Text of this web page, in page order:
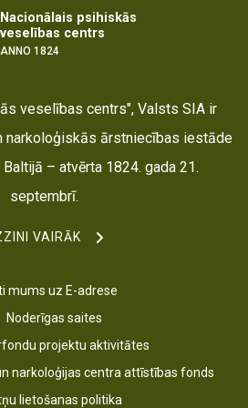
Nacionālais psihiskās
veselības centrs
ANNO 1824
veselības centrs", Valsts SIA ir
narkoloģiskās ārstniecības iestāde
– atvērta 1824. gada 21.
septembrī.
VAIRĀK
mums uz E-adrese
Noderīgas saites
projektu aktivitātes
narkoloģijas centra attīstības fonds
lietošanas politika